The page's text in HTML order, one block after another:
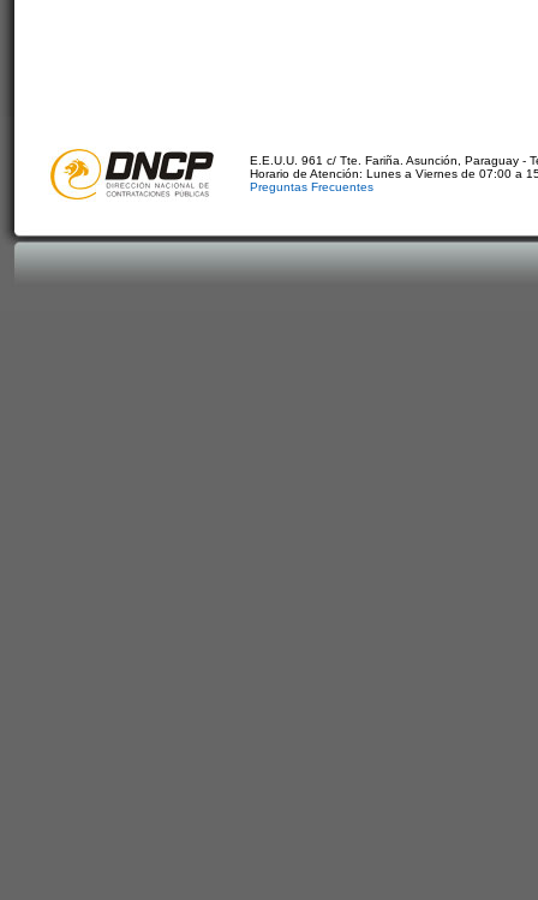
E.E.U.U. 961 c/ Tte. Fariña. Asunción, Paraguay -
Horario de Atención: Lunes a Viernes de 07:00 a
Preguntas Frecuentes